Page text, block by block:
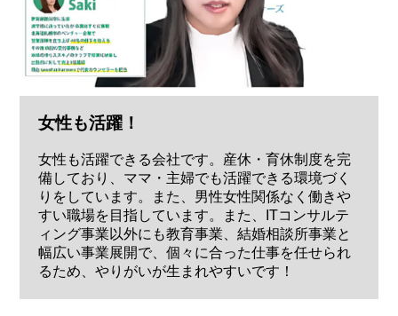
女性も活躍！
女性も活躍できる会社です。産休・育休制度を完
備しており、ママ・主婦でも活躍できる環境づく
りをしています。また、男性女性関係なく働きや
すい職場を目指しています。また、ITコンサルテ
ィング事業以外にも教育事業、結婚相談所事業と
幅広い事業展開で、個々に合った仕事を任せられ
るため、やりがいが生まれやすいです！